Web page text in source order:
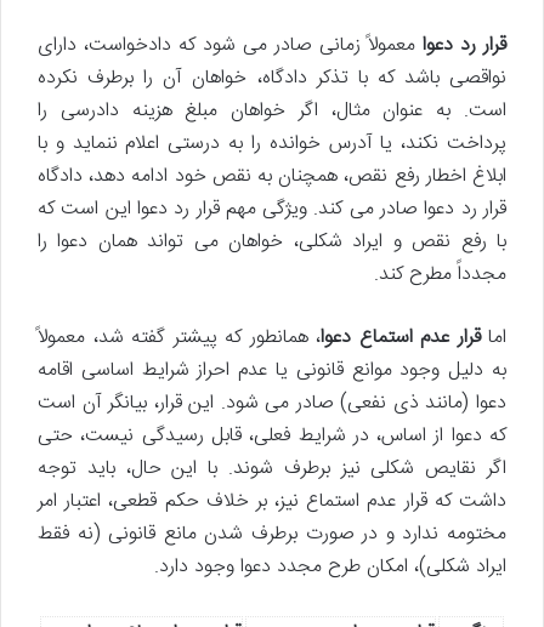
قرار رد دعوا معمولاً زمانی صادر می شود که دادخواست، دارای
نواقصی باشد که با تذکر دادگاه، خواهان آن را برطرف نکرده
است. به عنوان مثال، اگر خواهان مبلغ هزینه دادرسی را
پرداخت نکند، یا آدرس خوانده را به درستی اعلام ننماید و با
ابلاغ اخطار رفع نقص، همچنان به نقص خود ادامه دهد، دادگاه
قرار رد دعوا صادر می کند. ویژگی مهم قرار رد دعوا این است که
با رفع نقص و ایراد شکلی، خواهان می تواند همان دعوا را
مجدداً مطرح کند.
اماقرار عدم استماع دعوا، همانطور که پیشتر گفته شد، معمولاً
به دلیل وجود موانع قانونی یا عدم احراز شرایط اساسی اقامه
دعوا (مانند ذی نفعی) صادر می شود. این قرار، بیانگر آن است
که دعوا از اساس، در شرایط فعلی، قابل رسیدگی نیست، حتی
اگر نقایص شکلی نیز برطرف شوند. با این حال، باید توجه
داشت که قرار عدم استماع نیز، بر خلاف حکم قطعی، اعتبار امر
مختومه ندارد و در صورت برطرف شدن مانع قانونی (نه فقط
ایراد شکلی)، امکان طرح مجدد دعوا وجود دارد.